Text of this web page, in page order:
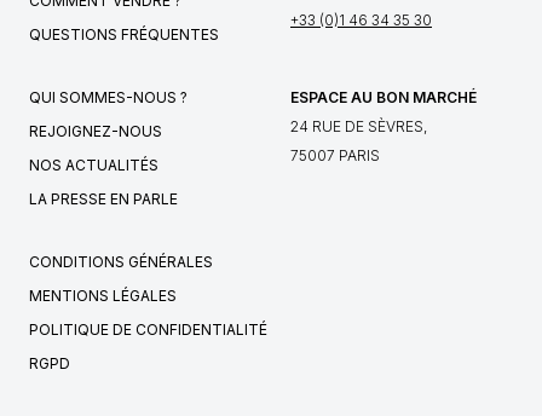
QUESTIONS FRÉQUENTES
+33 (0)1 46 34 35 30
QUI SOMMES-NOUS ?
REJOIGNEZ-NOUS
NOS ACTUALITÉS
LA PRESSE EN PARLE
ESPACE AU BON MARCHÉ
24 RUE DE SÈVRES,
75007 PARIS
CONDITIONS GÉNÉRALES
MENTIONS LÉGALES
POLITIQUE DE CONFIDENTIALITÉ
RGPD